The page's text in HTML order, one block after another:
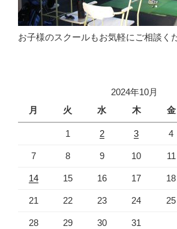
お子様のスクールもお気軽にご相談く
2024年10月
月
火 水 木 金
1 2 3 4
7 8 9 10 11
14 15 16 17 18
21 22 23 24 25
28 29 30 31